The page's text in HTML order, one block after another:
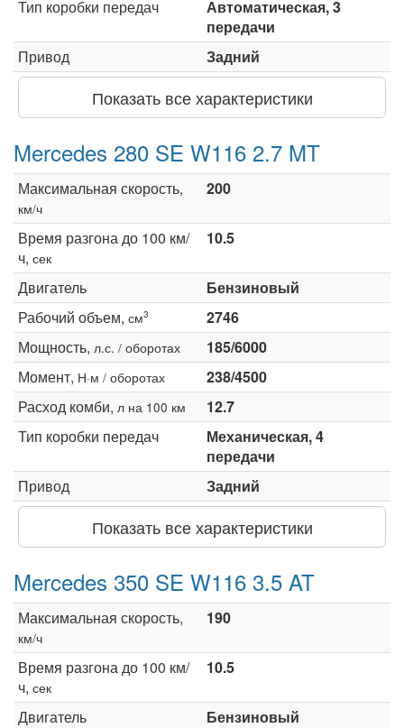
Тип коробки передач
Автоматическая, 3
передачи
Привод
Задний
Показать все характеристики
Mercedes 280 SE W116 2.7 MT
Максимальная скорость,
км/ч
200
Время разгона до 100 км/
ч, сек
10.5
Двигатель
Бензиновый
Рабочий объем, см3
2746
Мощность, л.с. / оборотах
185/6000
Момент, Н·м / оборотах
238/4500
Расход комби, л на 100 км
12.7
Тип коробки передач
Механическая, 4
передачи
Привод
Задний
Показать все характеристики
Mercedes 350 SE W116 3.5 AT
Максимальная скорость,
км/ч
190
Время разгона до 100 км/
ч, сек
10.5
Двигатель
Бензиновый